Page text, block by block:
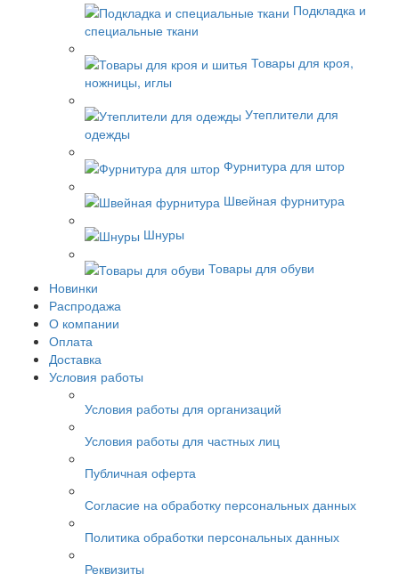
Подкладка и
специальные ткани
Товары для кроя,
ножницы, иглы
Утеплители для
одежды
Фурнитура для штор
Швейная фурнитура
Шнуры
Товары для обуви
Новинки
Распродажа
О компании
Оплата
Доставка
Условия работы
Условия работы для организаций
Условия работы для частных лиц
Публичная оферта
Согласие на обработку персональных данных
Политика обработки персональных данных
Реквизиты